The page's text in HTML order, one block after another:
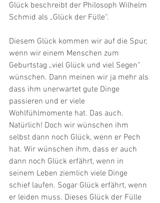
Glück beschreibt der Philosoph Wilhelm
Schmid als „Glück der Fülle“.
Diesem Glück kommen wir auf die Spur,
wenn wir einem Menschen zum
Geburtstag „viel Glück und viel Segen“
wünschen. Dann meinen wir ja mehr als
dass ihm unerwartet gute Dinge
passieren und er viele
Wohlfühlmomente hat. Das auch.
Natürlich! Doch wir wünschen ihm
selbst dann noch Glück, wenn er Pech
hat. Wir wünschen ihm, dass er auch
dann noch Glück erfährt, wenn in
seinem Leben ziemlich viele Dinge
schief laufen. Sogar Glück erfährt, wenn
er leiden muss. Dieses Glück der Fülle